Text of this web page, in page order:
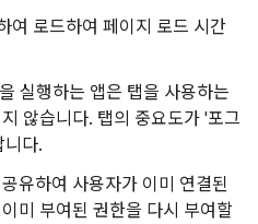
여 로드하여 페이지 로드 시간
실행하는 앱은 탭을 사용하는
않습니다. 탭의 중요도가 '포그
니다.
유하여 사용자가 이미 연결된
미 부여된 권한을 다시 부여할